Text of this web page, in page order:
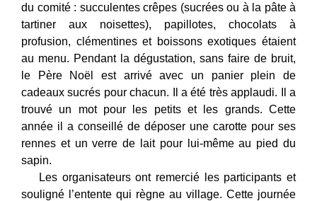
du comité : succulentes crêpes (sucrées ou à la pâte à
tartiner aux noisettes), papillotes, chocolats à
profusion, clémentines et boissons exotiques étaient
au menu. Pendant la dégustation, sans faire de bruit,
le Père Noël est arrivé avec un panier plein de
cadeaux sucrés pour chacun. Il a été très applaudi. Il a
trouvé un mot pour les petits et les grands. Cette
année il a conseillé de déposer une carotte pour ses
rennes et un verre de lait pour lui-même au pied du
sapin.
Les organisateurs ont remercié les participants et
souligné l’entente qui règne au village. Cette journée